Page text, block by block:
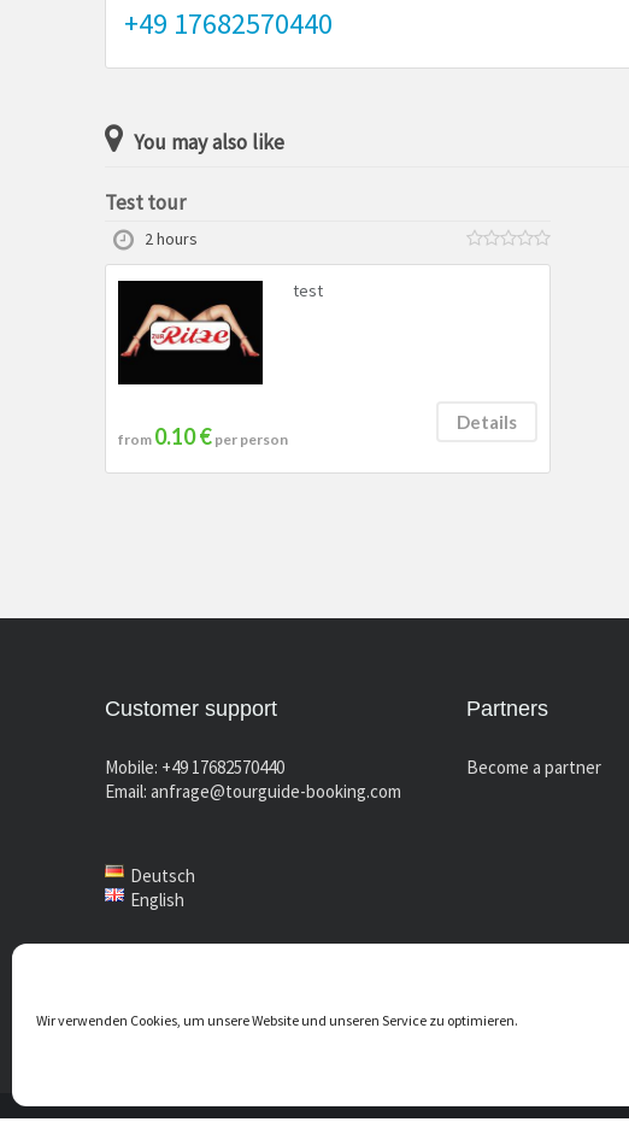
Wir verwenden Cookies, um unsere Website und unseren Service zu optimieren.
+49 17682570440
You may also like
Test tour
2 hours
test
from 0.10 € per person
Details
Customer support
Mobile: +49 17682570440
Email: anfrage@tourguide-booking.com
Deutsch
English
Partners
Become a partner